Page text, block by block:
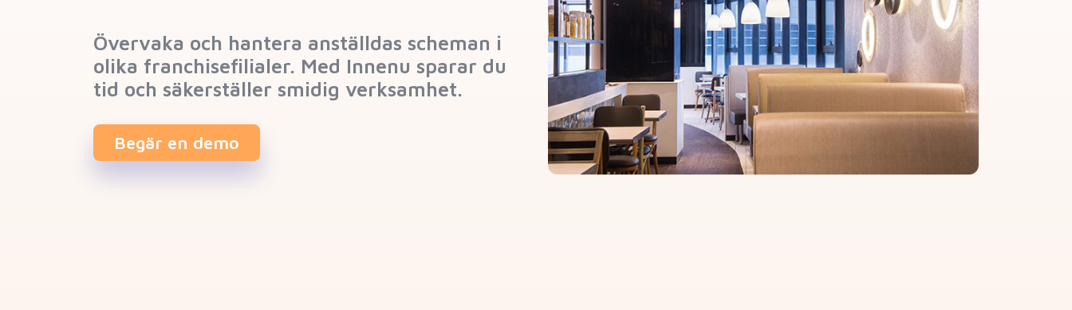
Övervaka och hantera anställdas scheman i
olika franchisefilialer. Med Innenu sparar du
tid och säkerställer smidig verksamhet.
Begär en demo